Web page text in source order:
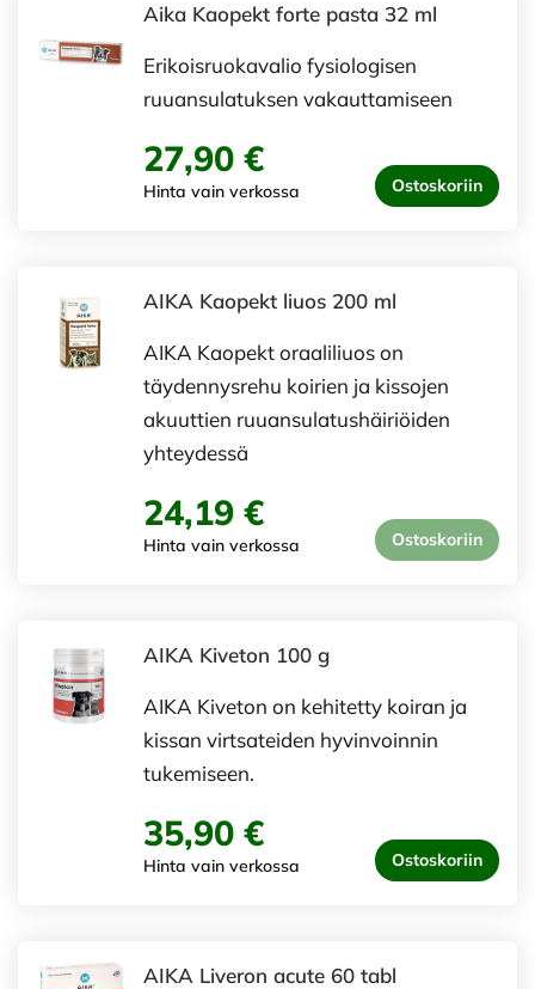
Aika Kaopekt forte pasta 32 ml
Erikoisruokavalio fysiologisen
ruuansulatuksen vakauttamiseen
27,90 €
Hinta vain verkossa Ostoskoriin
AIKA Kaopekt liuos 200 ml
AIKA Kaopekt oraaliliuos on
täydennysrehu koirien ja kissojen
akuuttien ruuansulatushäiriöiden
yhteydessä
24,19 €
Hinta vain verkossa Ostoskoriin
AIKA Kiveton 100 g
AIKA Kiveton on kehitetty koiran ja
kissan virtsateiden hyvinvoinnin
tukemiseen.
35,90 €
Hinta vain verkossa Ostoskoriin
AIKA Liveron acute 60 tabl